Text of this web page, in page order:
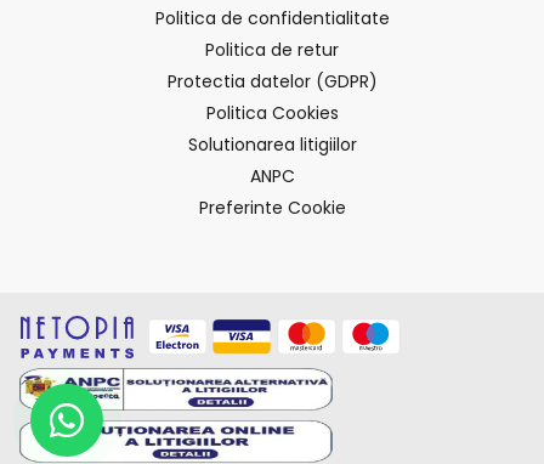
Politica de confidentialitate
Politica de retur
Protectia datelor (GDPR)
Politica Cookies
Solutionarea litigiilor
ANPC
Preferinte Cookie